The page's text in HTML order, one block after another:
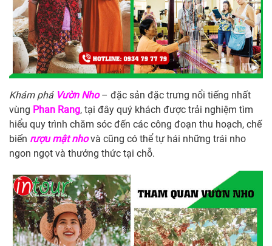
Khám phá Vườn Nho – đặc sản đặc trưng nổi tiếng nhất
vùng Phan Rang, tại đây quý khách được trải nghiệm tìm
hiểu quy trình chăm sóc đến các công đoạn thu hoạch, chế
biến rượu mật nho và cũng có thể tự hái những trái nho
ngon ngọt và thưởng thức tại chỗ.